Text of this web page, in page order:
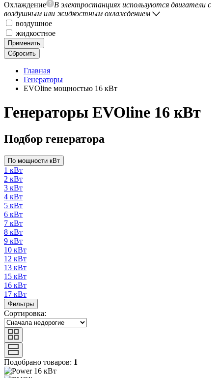
Охлаждение
В электростанциях используются двигатели с
воздушным или жидкостным охлаждением
воздушное
жидкостное
Применить
Сбросить
Главная
Генераторы
EVOline мощностью 16 кВт
Генераторы EVOline 16 кВт
Подбор генератора
По мощности кВт
1 кВт
2 кВт
3 кВт
4 кВт
5 кВт
6 кВт
7 кВт
8 кВт
9 кВт
10 кВт
12 кВт
13 кВт
15 кВт
16 кВт
17 кВт
Фильтры
Сортировка:
Подобрано товаров: 1
16 кВт